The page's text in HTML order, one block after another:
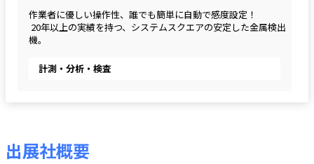
作業者に優しい操作性、誰でも簡単に自動で感度設定！
20年以上の実績を持つ、システムスクエアの安定した金属検出
機。
計測・分析・検査
出展社概要